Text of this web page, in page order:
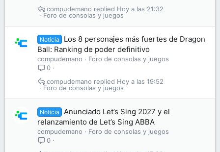
Foro de consolas y juegos
Hoy a las 21:32
compudemano
Noticia
Los 8 personajes más fuertes de Dragon
Ball: Ranking de poder definitivo
compudemano
Foro de consolas y juegos
0
Foro de consolas y juegos
Hoy a las 19:52
compudemano
Noticia
Anunciado Let’s Sing 2027 y el
relanzamiento de Let’s Sing ABBA
compudemano
Foro de consolas y juegos
0